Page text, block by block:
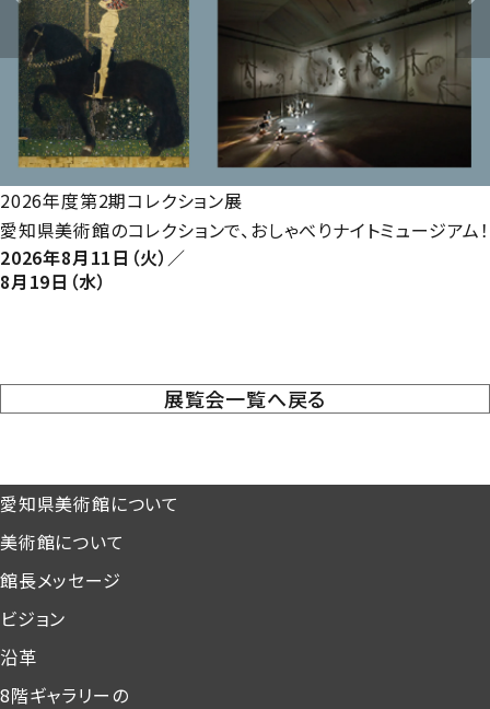
2026年度第2期コレクション展
愛知県美術館のコレクションで、おしゃべりナイトミュージアム！
2026年8月11日（火）／
8月19日（水）
展覧会一覧へ戻る
愛知県美術館について
美術館について
館長メッセージ
ビジョン
沿革
8階ギャラリーの